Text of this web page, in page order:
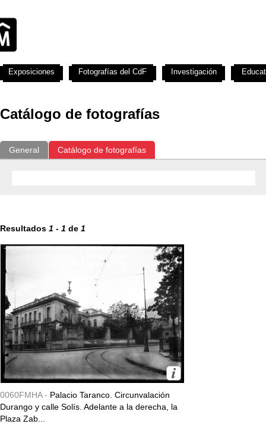
Catálogo de fotografías
General Catálogo de fotografías
Resultados 1 - 1 de 1
0060FMHA - Palacio Taranco. Circunvalación
Durango y calle Solís. Adelante a la derecha, la
Plaza Zab...
Exposiciones Fotografías del CdF Investigación